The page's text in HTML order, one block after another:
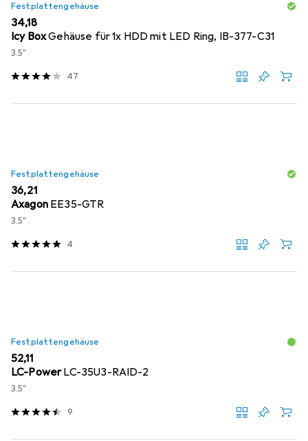
Festplattengehäuse
EUR
34,18
Icy Box
Gehäuse für 1x HDD mit LED Ring, IB-377-C31
3.5"
47
Festplattengehäuse
EUR
36,21
Axagon EE35-GTR
3.5"
4
Festplattengehäuse
EUR
52,11
LC-PowerLC-35U3-RAID-2
3.5"
9